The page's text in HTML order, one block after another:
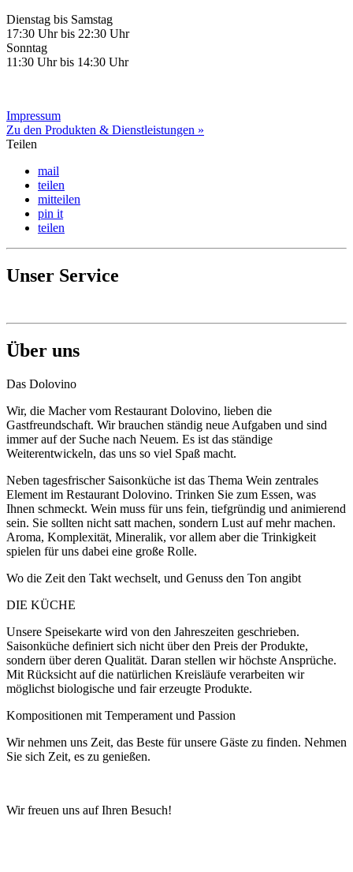
Dienstag bis Samstag
17:30 Uhr bis 22:30 Uhr
Sonntag
11:30 Uhr bis 14:30 Uhr
Impressum
Zu den Produkten & Dienstleistungen »
Teilen
mail
teilen
mitteilen
pin it
teilen
Unser Service
Über uns
Das Dolovino
Wir, die Macher vom Restaurant Dolovino, lieben die
Gastfreundschaft. Wir brauchen ständig neue Aufgaben und sind
immer auf der Suche nach Neuem. Es ist das ständige
Weiterentwickeln, das uns so viel Spaß macht.
Neben tagesfrischer Saisonküche ist das Thema Wein zentrales
Element im Restaurant Dolovino. Trinken Sie zum Essen, was
Ihnen schmeckt. Wein muss für uns fein, tiefgründig und animierend
sein. Sie sollten nicht satt machen, sondern Lust auf mehr machen.
Aroma, Komplexität, Mineralik, vor allem aber die Trinkigkeit
spielen für uns dabei eine große Rolle.
Wo die Zeit den Takt wechselt, und Genuss den Ton angibt
DIE KÜCHE
Unsere Speisekarte wird von den Jahreszeiten geschrieben.
Saisonküche definiert sich nicht über den Preis der Produkte,
sondern über deren Qualität. Daran stellen wir höchste Ansprüche.
Mit Rücksicht auf die natürlichen Kreisläufe verarbeiten wir
möglichst biologische und fair erzeugte Produkte.
Kompositionen mit Temperament und Passion
Wir nehmen uns Zeit, das Beste für unsere Gäste zu finden. Nehmen
Sie sich Zeit, es zu genießen.
Wir freuen uns auf Ihren Besuch!